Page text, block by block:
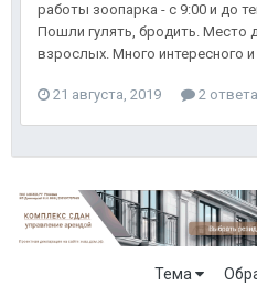
работы зоопарка - с 9:00 и до
Пошли гулять, бродить. Место
взрослых. Много интересного
21 августа, 2019 2 ответа
Тема